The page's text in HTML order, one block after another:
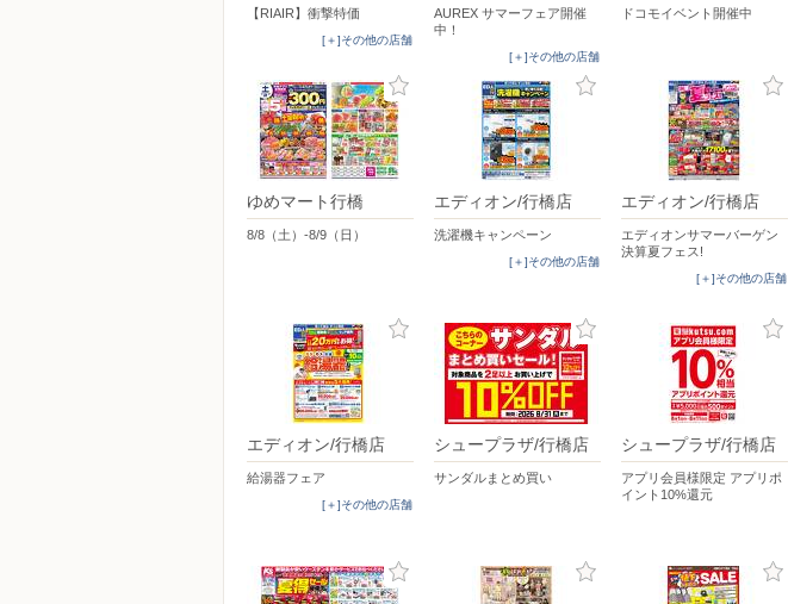
【RIAIR】衝撃特価
[＋]その他の店舗
AUREX サマーフェア開催
中！
[＋]その他の店舗
ドコモイベント開催中
ゆめマート行橋
8/8（土）-8/9（日）
エディオン/行橋店
洗濯機キャンペーン
[＋]その他の店舗
エディオン/行橋店
エディオンサマーバーゲン
決算夏フェス!
[＋]その他の店舗
エディオン/行橋店
給湯器フェア
[＋]その他の店舗
シュープラザ/行橋店
サンダルまとめ買い
シュープラザ/行橋店
アプリ会員様限定 アプリポ
イント10%還元